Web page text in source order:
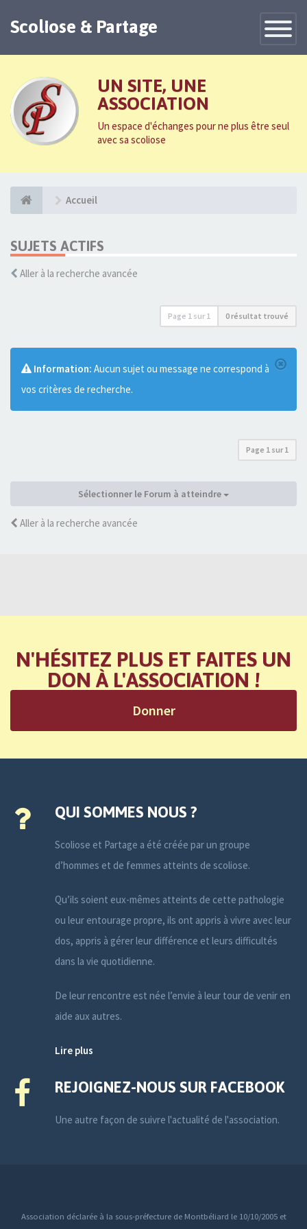
Toggle
Scoliose & Partage
UN SITE, UNE
ASSOCIATION
Un espace d'échanges pour ne plus être seul
avec sa scoliose
Accueil
SUJETS ACTIFS
Aller à la recherche avancée
Page 1 sur 1 0 résultat trouvé
Information: Aucun sujet ou message ne correspond à
vos critères de recherche.
Page 1 sur1
Sélectionner le Forum à atteindre
Aller à la recherche avancée
N'HÉSITEZ PLUS ET FAITES UN
DON À L'ASSOCIATION !
Donner
QUI SOMMES NOUS ?
Scoliose et Partage a été créée par un groupe
d’hommes et de femmes atteints de scoliose.
Qu’ils soient eux-mêmes atteints de cette pathologie
ou leur entourage propre, ils ont appris à vivre avec leur
dos, appris à gérer leur différence et leurs difficultés
dans la vie quotidienne.
De leur rencontre est née l’envie à leur tour de venir en
aide aux autres.
Lire plus
REJOIGNEZ-NOUS SUR FACEBOOK
Une autre façon de suivre l'actualité de l'association.
Association déclarée à la sous-préfecture de Montbéliard le 10/10/2005 et